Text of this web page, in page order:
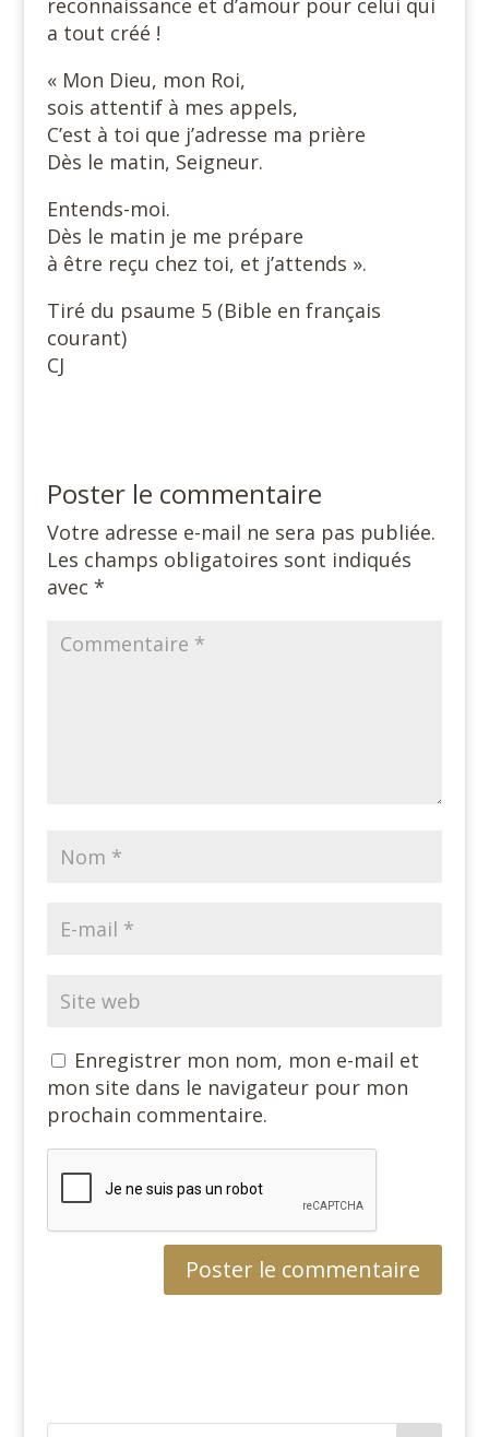
reconnaissance et d’amour pour celui qui
a tout créé !
« Mon Dieu, mon Roi,
sois attentif à mes appels,
C’est à toi que j’adresse ma prière
Dès le matin, Seigneur.
Entends-moi.
Dès le matin je me prépare
à être reçu chez toi, et j’attends ».
Tiré du psaume 5 (Bible en français
courant)
CJ
Poster le commentaire
Votre adresse e-mail ne sera pas publiée.
Les champs obligatoires sont indiqués
avec *
Enregistrer mon nom, mon e-mail et
mon site dans le navigateur pour mon
prochain commentaire.